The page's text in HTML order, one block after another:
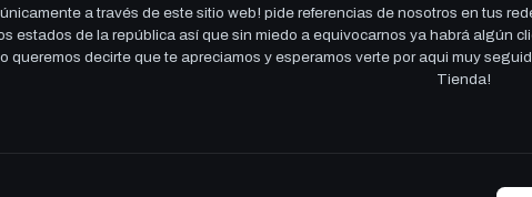
a través de este sitio web! pide referencias de nosotros en tus
estados de la república así que sin miedo a equivocarnos ya habrá
queremos decirte que te apreciamos y esperamos verte por aqui muy
Tienda!